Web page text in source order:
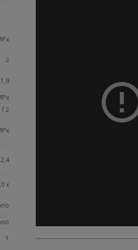
2
f 2
x
1